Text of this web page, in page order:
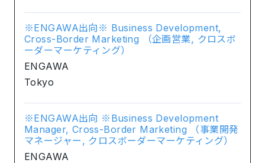
※ENGAWA出向※ Business Development,
Cross-Border Marketing （企画営業, クロスボ
ーダーマーケティング）
ENGAWA
Tokyo
※ENGAWA出向 ※Business Development
Manager, Cross-Border Marketing （事業開発
マネージャー, クロスボーダーマーケティング）
ENGAWA